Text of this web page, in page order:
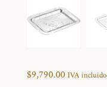
$9,790.00 IVA incluido